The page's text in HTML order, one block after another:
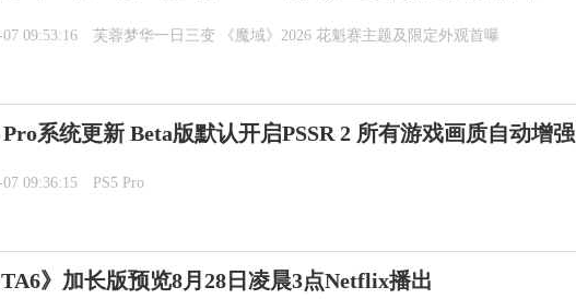
09:53:16 芙蓉梦华一日三变 《魔域》2026 花魁赛主题及限定外观首曝
Pro系统更新 Beta版默认开启PSSR 2 所有游戏画质自动增强
09:36:15 PS5 Pro
》加长版预览8月28日凌晨3点Netflix播出